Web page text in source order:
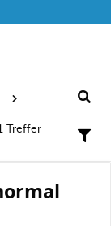
Treffer